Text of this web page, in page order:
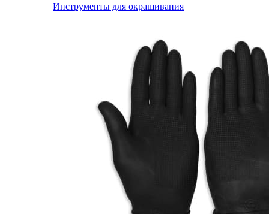
Инструменты для окрашивания